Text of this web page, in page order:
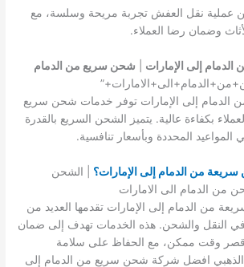
عملية نقل العفش تجربة مريحة وسلسة، مع
وضمان رضا العملاء.
إلى الإمارات
شحن سريع من الدمام
الدمام إلى الإمارات توفر خدمات شحن سريع
بكفاءة عالية. يتميز الشحن السريع بالقدرة
المحددة وبأسعار تنافسية.
من الدمام إلى الإمارات؟ | الشحن
من الدمام الى الامارات
من الدمام إلى الإمارات تقدمها العديد من
النقل والشحن. هذه الخدمات تهدف إلى ضمان
وقت ممكن، مع الحفاظ على سلامة
الذهبي افضل شركة شحن سريع من الدمام إلى